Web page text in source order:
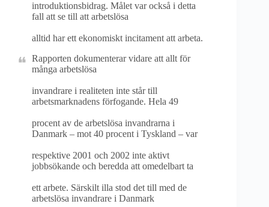
introduktionsbidrag. Målet var också i detta
fall att se till att arbetslösa
alltid har ett ekonomiskt incitament att arbeta.
Rapporten dokumenterar vidare att allt för
många arbetslösa
invandrare i realiteten inte står till
arbetsmarknadens förfogande. Hela 49
procent av de arbetslösa invandrarna i
Danmark – mot 40 procent i Tyskland – var
respektive 2001 och 2002 inte aktivt
jobbsökande och beredda att omedelbart ta
ett arbete. Särskilt illa stod det till med de
arbetslösa invandrare i Danmark